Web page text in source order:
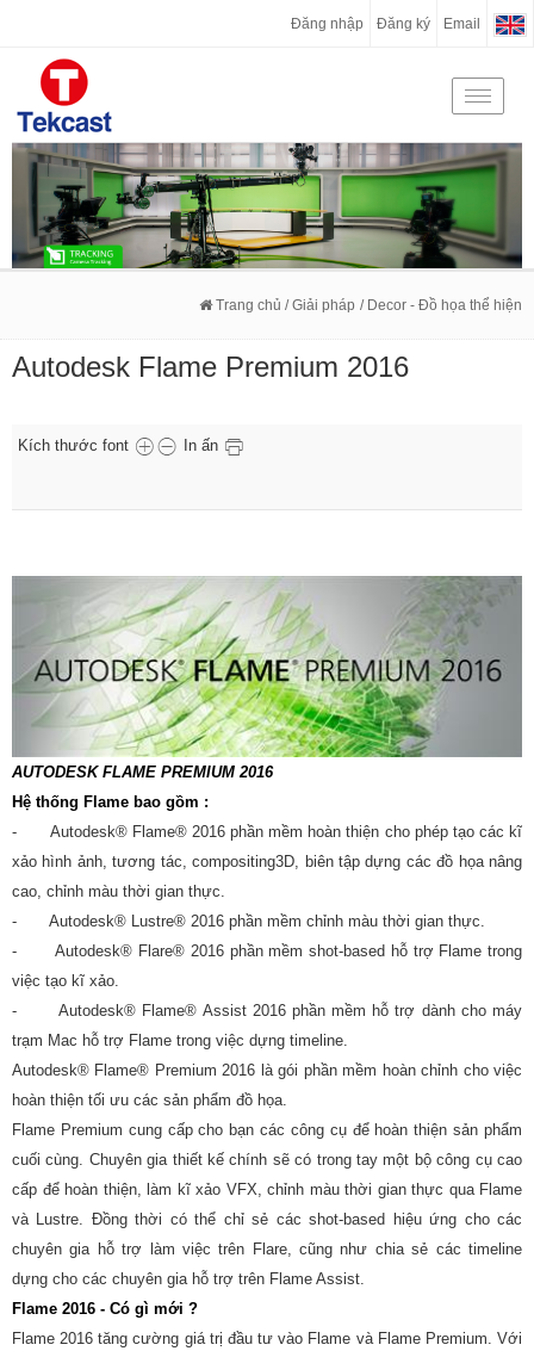
Đăng nhập Đăng ký Email
Toggle
Trang chủ / Giải pháp / Decor - Đồ họa thể hiện
Autodesk Flame Premium 2016
Kích thước font In ấn
AUTODESK FLAME PREMIUM 2016
Hệ thống Flame bao gồm :
- Autodesk® Flame® 2016 phần mềm hoàn thiện cho phép tạo các kĩ
xảo hình ảnh, tương tác, compositing3D, biên tập dựng các đồ họa nâng
cao, chỉnh màu thời gian thực.
- Autodesk® Lustre® 2016 phần mềm chỉnh màu thời gian thực.
- Autodesk® Flare® 2016 phần mềm shot-based hỗ trợ Flame trong
việc tạo kĩ xảo.
- Autodesk® Flame® Assist 2016 phần mềm hỗ trợ dành cho máy
trạm Mac hỗ trợ Flame trong việc dựng timeline.
Autodesk® Flame® Premium 2016 là gói phần mềm hoàn chỉnh cho việc
hoàn thiện tối ưu các sản phẩm đồ họa.
Flame Premium cung cấp cho bạn các công cụ để hoàn thiện sản phẩm
cuối cùng. Chuyên gia thiết kế chính sẽ có trong tay một bộ công cụ cao
cấp để hoàn thiện, làm kĩ xảo VFX, chỉnh màu thời gian thực qua Flame
và Lustre. Đồng thời có thể chỉ sẻ các shot-based hiệu ứng cho các
chuyên gia hỗ trợ làm việc trên Flare, cũng như chia sẻ các timeline
dựng cho các chuyên gia hỗ trợ trên Flame Assist.
Flame 2016 - Có gì mới ?
Flame 2016 tăng cường giá trị đầu tư vào Flame và Flame Premium. Với